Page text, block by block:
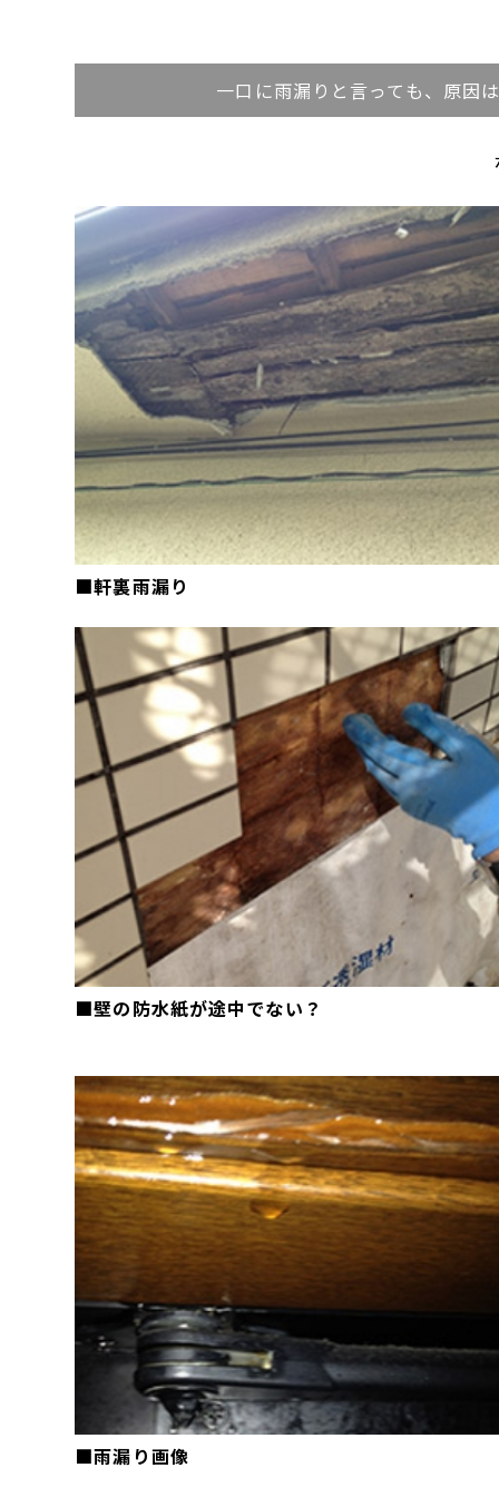
一口に雨漏りと言っても、原因
■軒裏雨漏り
■壁の防水紙が途中でない？
■雨漏り画像